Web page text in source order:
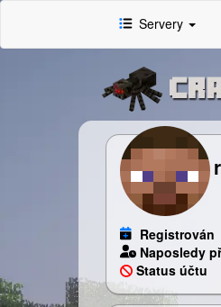
Servery
Registrován
Naposledy
Status účtu